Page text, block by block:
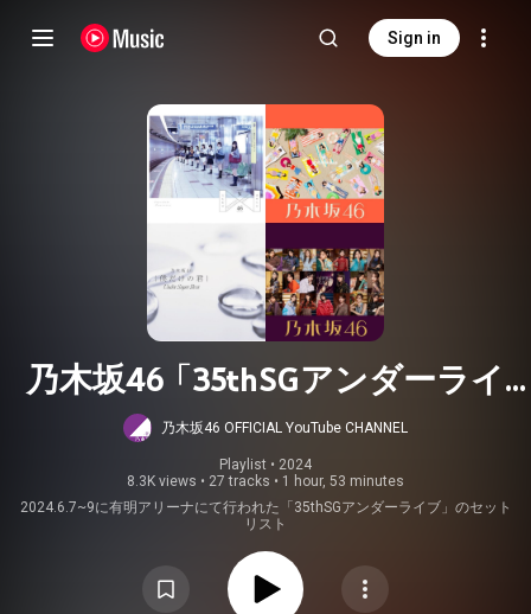
Sign in
乃木坂46「35thSGアンダーライ
ブ」セットリスト(6/7)
乃木坂46 OFFICIAL YouTube CHANNEL
Playlist • 2024
8.3K views • 27 tracks • 1 hour, 53 minutes
2024.6.7~9に有明アリーナにて行われた「35thSGアンダーライブ」のセット
リスト